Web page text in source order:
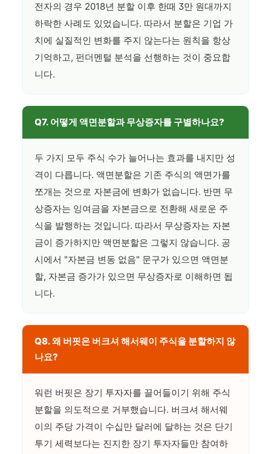
전자의 경우 2018년 분할 이후 한때 3만 원대까지
하락한 사례도 있었습니다. 따라서 분할은 기업 가
치에 실질적인 변화를 주지 않는다는 원칙을 항상
기억하고, 펀더멘털 분석을 선행하는 것이 중요합
니다.
Q7. 어떻게 액면분할과 무상증자를 구별하나요?
두 가지 모두 주식 수가 늘어나는 효과를 내지만 성
격이 다릅니다. 액면분할은 기존 주식의 액면가를
쪼개는 것으로 자본금에 변화가 없습니다. 반면 무
상증자는 잉여금을 자본금으로 전환해 새로운 주
식을 발행하는 것입니다. 따라서 무상증자는 자본
금이 증가하지만 액면분할은 그렇지 않습니다. 공
시에서 "자본금 변동 없음" 문구가 있으면 액면분
할, 자본금 증가가 있으면 무상증자로 이해하면 됩
니다.
Q8. 왜 버핏은 버크셔 해서웨이 주식을 분할하지 않
나요?
워런 버핏은 장기 투자자를 끌어들이기 위해 주식
분할을 의도적으로 거부했습니다. 버크셔 해서웨
이의 주당 가격이 수십만 달러에 달하는 것은 단기
투기 세력보다는 진지한 장기 투자자들만 참여하